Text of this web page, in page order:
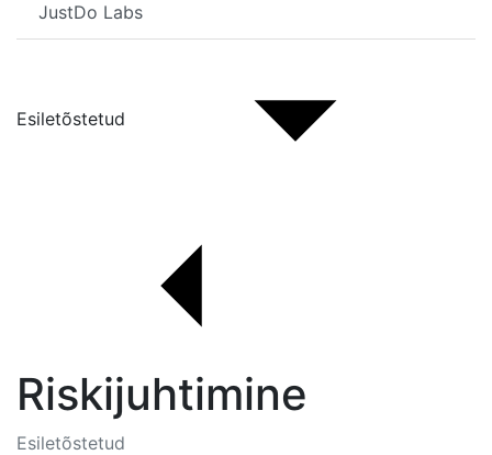
JustDo Labs
Esiletõstetud
Riskijuhtimine
Esiletõstetud